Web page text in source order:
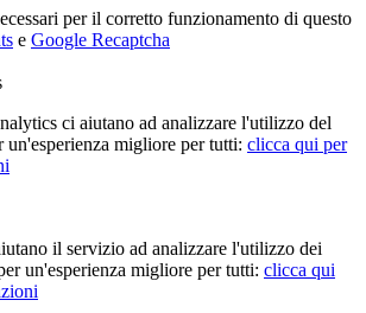
per il corretto funzionamento di questo
e Google Recaptcha
ci aiutano ad analizzare l'utilizzo del
un'esperienza migliore per tutti: clicca qui per
il servizio ad analizzare l'utilizzo dei
un'esperienza migliore per tutti: clicca qui